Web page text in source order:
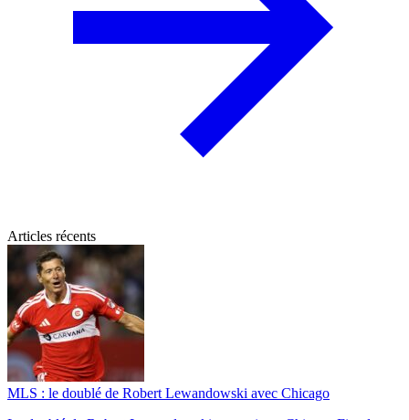
Articles récents
MLS : le doublé de Robert Lewandowski avec Chicago